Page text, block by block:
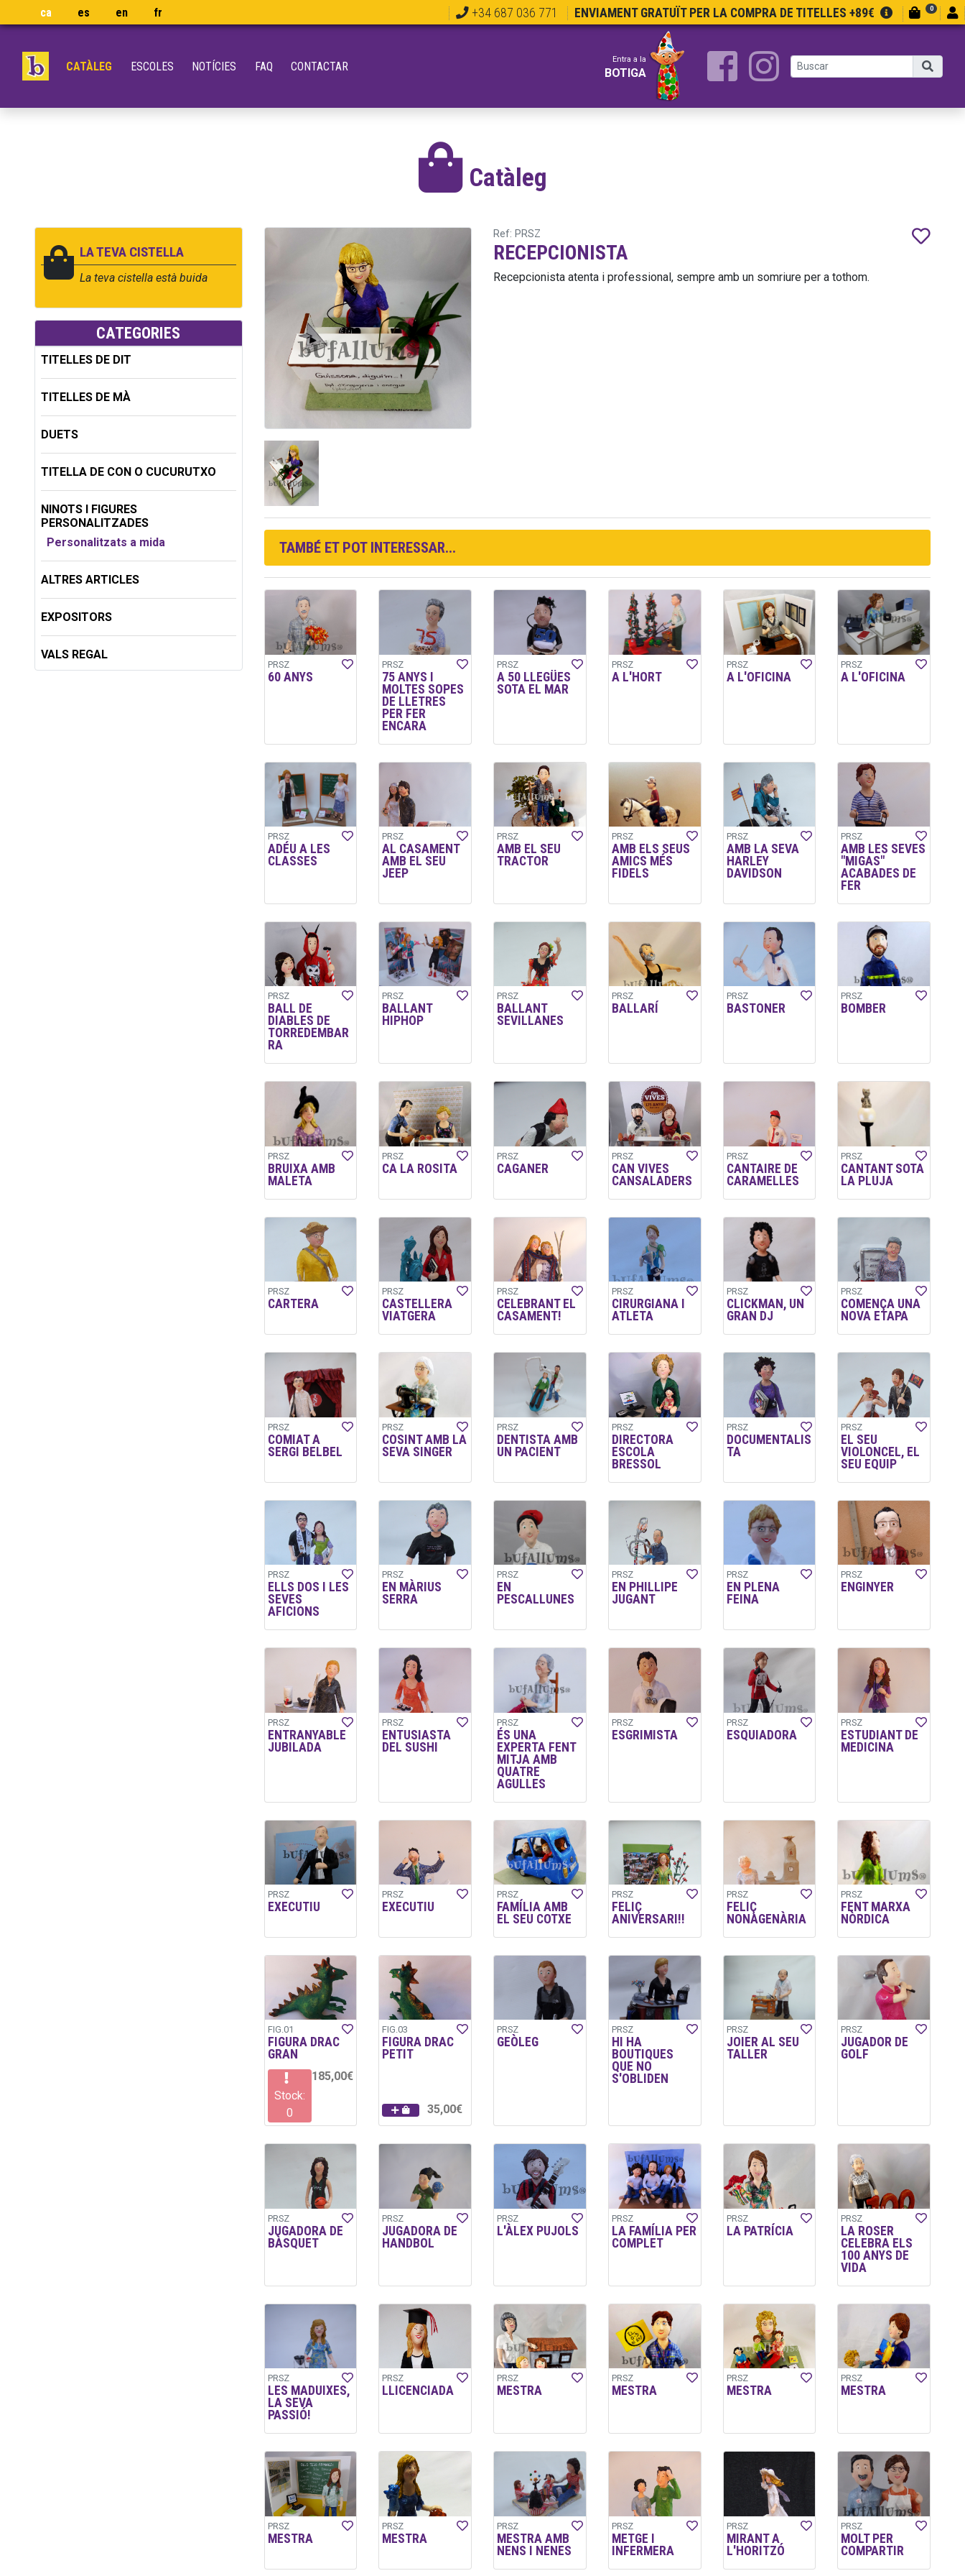
ca es en fr +34 687 036 771 ENVIAMENT GRATUÏT PER LA COMPRA DE TITELLES +89€ 0
CATÀLEG ESCOLES NOTÍCIES FAQ CONTACTAR Entra a la
BOTIGA
Catàleg
LA TEVA CISTELLA
La teva cistella està buida
CATEGORIES
TITELLES DE DIT
TITELLES DE MÀ
DUETS
TITELLA DE CON O CUCURUTXO
NINOTS I FIGURES
PERSONALITZADES
Personalitzats a mida
ALTRES ARTICLES
EXPOSITORS
VALS REGAL
Ref: PRSZ
RECEPCIONISTA
Recepcionista atenta i professional, sempre amb un somriure per a tothom.
TAMBÉ ET POT INTERESSAR...
PRSZ
60 ANYS
PRSZ
75 ANYS I
MOLTES SOPES
DE LLETRES
PER FER
ENCARA
PRSZ
A 50 LLEGÜES
SOTA EL MAR
PRSZ
A L'HORT
PRSZ
A L'OFICINA
PRSZ
A L'OFICINA
PRSZ
ADÉU A LES
CLASSES
PRSZ
AL CASAMENT
AMB EL SEU
JEEP
PRSZ
AMB EL SEU
TRACTOR
PRSZ
AMB ELS SEUS
AMICS MÉS
FIDELS
PRSZ
AMB LA SEVA
HARLEY
DAVIDSON
PRSZ
AMB LES SEVES
"MIGAS"
ACABADES DE
FER
PRSZ
BALL DE
DIABLES DE
TORREDEMBAR
RA
PRSZ
BALLANT
HIPHOP
PRSZ
BALLANT
SEVILLANES
PRSZ
BALLARÍ
PRSZ
BASTONER
PRSZ
BOMBER
PRSZ
BRUIXA AMB
MALETA
PRSZ
CA LA ROSITA
PRSZ
CAGANER
PRSZ
CAN VIVES
CANSALADERS
PRSZ
CANTAIRE DE
CARAMELLES
PRSZ
CANTANT SOTA
LA PLUJA
PRSZ
CARTERA
PRSZ
CASTELLERA
VIATGERA
PRSZ
CELEBRANT EL
CASAMENT!
PRSZ
CIRURGIANA I
ATLETA
PRSZ
CLICKMAN, UN
GRAN DJ
PRSZ
COMENÇA UNA
NOVA ETAPA
PRSZ
COMIAT A
SERGI BELBEL
PRSZ
COSINT AMB LA
SEVA SINGER
PRSZ
DENTISTA AMB
UN PACIENT
PRSZ
DIRECTORA
ESCOLA
BRESSOL
PRSZ
DOCUMENTALIS
TA
PRSZ
EL SEU
VIOLONCEL, EL
SEU EQUIP
PRSZ
ELLS DOS I LES
SEVES
AFICIONS
PRSZ
EN MÀRIUS
SERRA
PRSZ
EN
PESCALLUNES
PRSZ
EN PHILLIPE
JUGANT
PRSZ
EN PLENA
FEINA
PRSZ
ENGINYER
PRSZ
ENTRANYABLE
JUBILADA
PRSZ
ENTUSIASTA
DEL SUSHI
PRSZ
ÉS UNA
EXPERTA FENT
MITJA AMB
QUATRE
AGULLES
PRSZ
ESGRIMISTA
PRSZ
ESQUIADORA
PRSZ
ESTUDIANT DE
MEDICINA
PRSZ
EXECUTIU
PRSZ
EXECUTIU
PRSZ
FAMÍLIA AMB
EL SEU COTXE
PRSZ
FELIÇ
ANIVERSARI!!
PRSZ
FELIÇ
NONAGENÀRIA
PRSZ
FENT MARXA
NÒRDICA
FIG.01
FIGURA DRAC
GRAN
Stock:
0
185,00€
FIG.03
FIGURA DRAC
PETIT
35,00€
PRSZ
GEÒLEG
PRSZ
HI HA
BOUTIQUES
QUE NO
S'OBLIDEN
PRSZ
JOIER AL SEU
TALLER
PRSZ
JUGADOR DE
GOLF
PRSZ
JUGADORA DE
BÀSQUET
PRSZ
JUGADORA DE
HANDBOL
PRSZ
L'ÀLEX PUJOLS
PRSZ
LA FAMÍLIA PER
COMPLET
PRSZ
LA PATRÍCIA
PRSZ
LA ROSER
CELEBRA ELS
100 ANYS DE
VIDA
PRSZ
LES MADUIXES,
LA SEVA
PASSIÓ!
PRSZ
LLICENCIADA
PRSZ
MESTRA
PRSZ
MESTRA
PRSZ
MESTRA
PRSZ
MESTRA
PRSZ
MESTRA
PRSZ
MESTRA
PRSZ
MESTRA AMB
NENS I NENES
PRSZ
METGE I
INFERMERA
PRSZ
MIRANT A
L'HORITZÓ
PRSZ
MOLT PER
COMPARTIR